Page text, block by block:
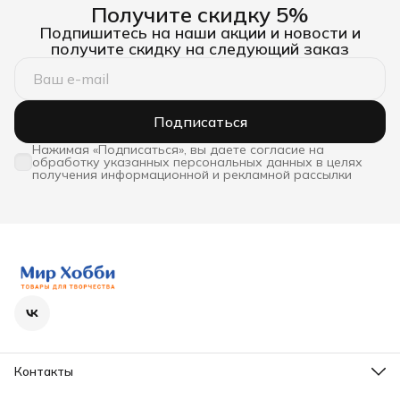
Получите скидку 5%
Подпишитесь на наши акции и новости и
получите скидку на следующий заказ
Подписаться
Нажимая «Подписаться», вы даете согласие на
обработку указанных персональных данных в целях
получения информационной и рекламной рассылки
Контакты